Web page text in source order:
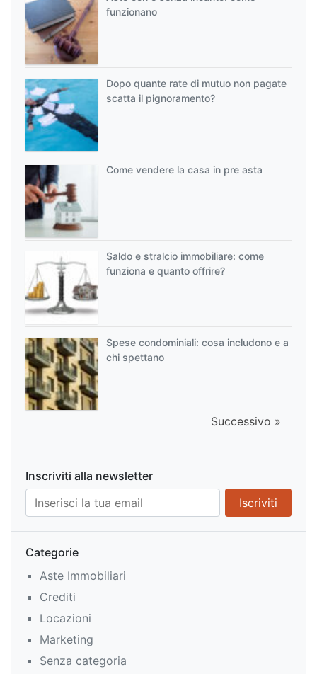
funzionano
Dopo quante rate di mutuo non pagate
scatta il pignoramento?
Come vendere la casa in pre asta
Saldo e stralcio immobiliare: come
funziona e quanto offrire?
Spese condominiali: cosa includono e a
chi spettano
Successivo »
Inscriviti alla newsletter
Categorie
Aste Immobiliari
Crediti
Locazioni
Marketing
Senza categoria